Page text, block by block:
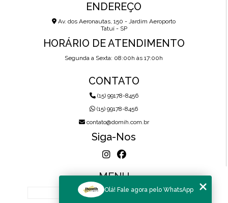
ENDEREÇO
Av. dos Aeronautas, 150 - Jardim Aeroporto
Tatuí - SP
HORÁRIO DE ATENDIMENTO
Segunda a Sexta: 08:00h às 17:00h
CONTATO
(15) 99178-8456
(15) 99178-8456
contato@domih.com.br
Siga-Nos
MENU
HOME
Olá! Fale agora pelo WhatsApp